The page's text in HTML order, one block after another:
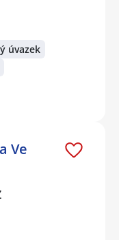
úvazek
Ve